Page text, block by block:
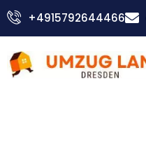
Zum
Inhalt
+4915792644466